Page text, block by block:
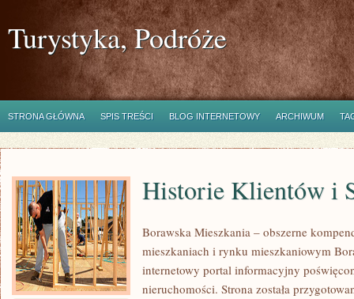
Turystyka, Podróże
STRONA GŁÓWNA SPIS TREŚCI BLOG INTERNETOWY ARCHIWUM
Historie Klientów i
Borawska Mieszkania – obszerne
mieszkaniach i rynku mieszkaniowym
internetowy portal informacyjny
nieruchomości. Strona została